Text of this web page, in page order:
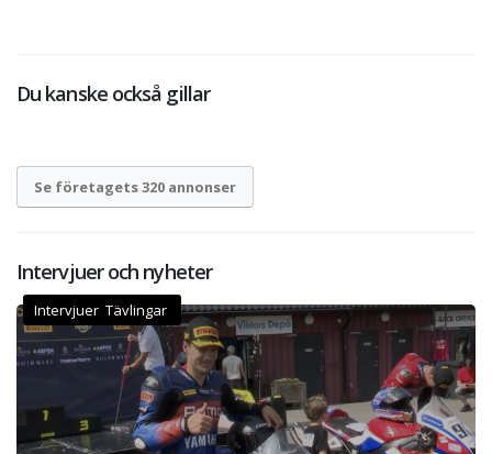
Du kanske också gillar
Se företagets 320 annonser
Intervjuer och nyheter
Intervjuer Tävlingar